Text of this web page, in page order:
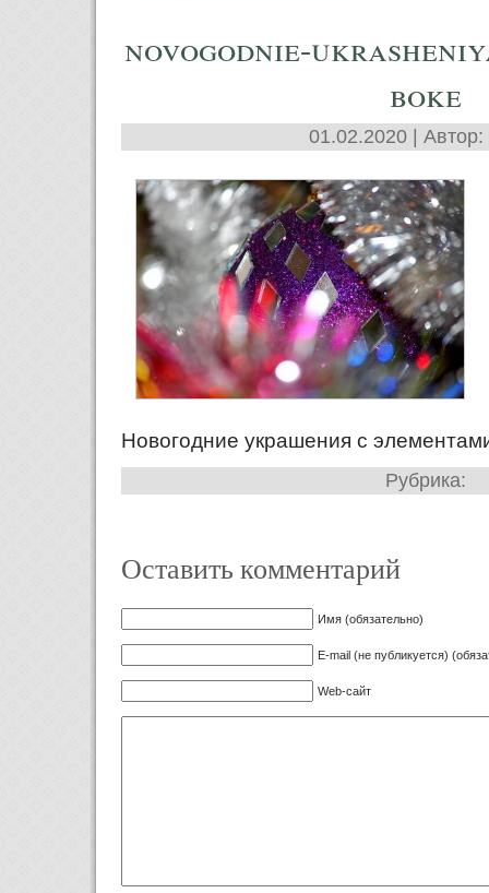
novogodnie-
boke
01.02.2020 | Автор:
Новогодние украшения с
Рубрика:
Оставить комментарий
Имя (обязательно)
E-mail (не публикуется)
Web-сайт